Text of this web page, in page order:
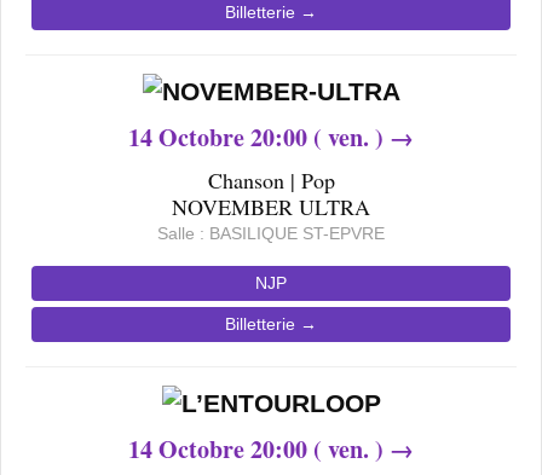
Billetterie →
14Octobre 20:00 ( ven. ) →
Chanson | Pop
NOVEMBER ULTRA
Salle : BASILIQUE ST-EPVRE
NJP
Billetterie →
14Octobre 20:00 ( ven. ) →